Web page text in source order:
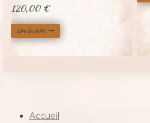
120,00 €
Lire la suite
Accueil